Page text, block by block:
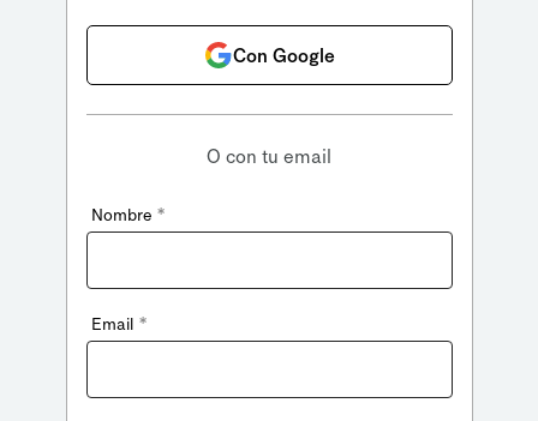
Con Google
O con tu email
Nombre *
Email *